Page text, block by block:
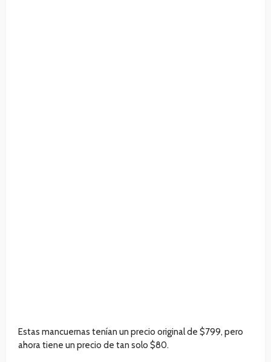
Estas mancuernas tenían un precio original de $799, pero
ahora tiene un precio de tan solo $80.